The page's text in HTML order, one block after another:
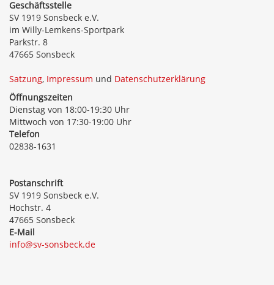
Geschäftsstelle
SV 1919 Sonsbeck e.V.
im Willy-Lemkens-Sportpark
Parkstr. 8
47665 Sonsbeck
Satzung, Impressum und Datenschutzerklärung
Öffnungszeiten
Dienstag von 18:00-19:30 Uhr
Mittwoch von 17:30-19:00 Uhr
Telefon
02838-1631
Postanschrift
SV 1919 Sonsbeck e.V.
Hochstr. 4
47665 Sonsbeck
E-Mail
info@sv-sonsbeck.de